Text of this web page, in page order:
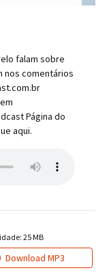
falam sobre
nos comentários
Página do
aqui.
25 MB
Download MP3